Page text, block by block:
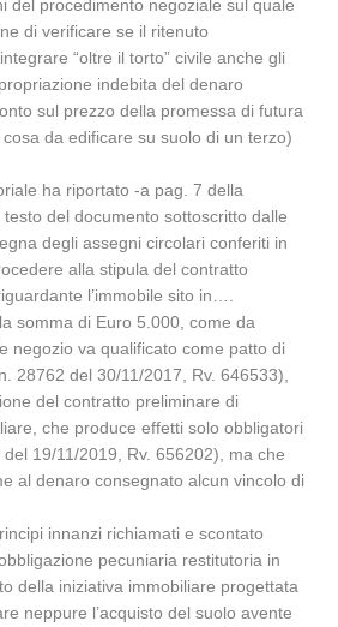
del procedimento negoziale sul quale
di verificare se il ritenuto
“oltre il torto” civile anche gli
indebita del denaro
sul prezzo della promessa di futura
da edificare su suolo di un terzo)
ha riportato -a pag. 7 della
del documento sottoscritto dalle
degli assegni circolari conferiti in
alla stipula del contratto
l’immobile sito in….
somma di Euro 5.000, come da
negozio va qualificato come patto di
28762 del 30/11/2017, Rv. 646533),
del contratto preliminare di
che produce effetti solo obbligatori
19/11/2019, Rv. 656202), ma che
al denaro consegnato alcun vincolo di
innanzi richiamati e scontato
pecuniaria restitutoria in
della iniziativa immobiliare progettata
neppure l’acquisto del suolo avente